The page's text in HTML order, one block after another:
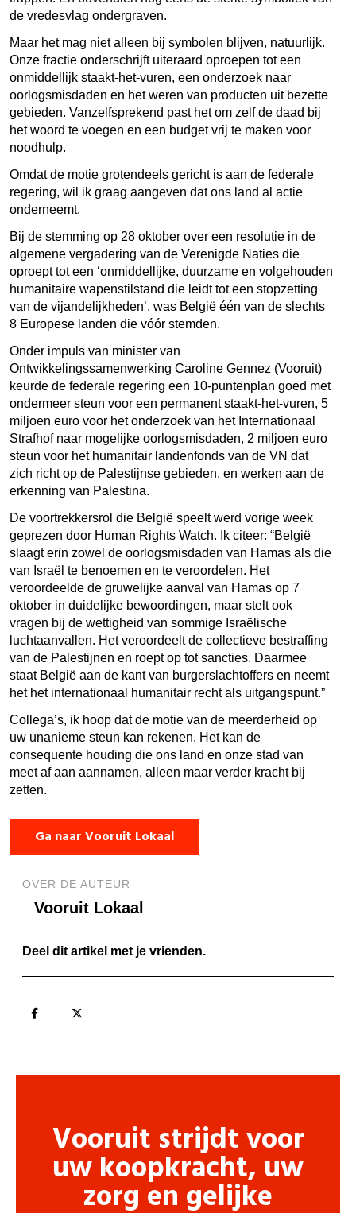
de vredesvlag ondergraven.
Maar het mag niet alleen bij symbolen blijven, natuurlijk.
Onze fractie onderschrijft uiteraard oproepen tot een
onmiddellijk staakt-het-vuren, een onderzoek naar
oorlogsmisdaden en het weren van producten uit bezette
gebieden. Vanzelfsprekend past het om zelf de daad bij
het woord te voegen en een budget vrij te maken voor
noodhulp.
Omdat de motie grotendeels gericht is aan de federale
regering, wil ik graag aangeven dat ons land al actie
onderneemt.
Bij de stemming op 28 oktober over een resolutie in de
algemene vergadering van de Verenigde Naties die
oproept tot een ‘onmiddellijke, duurzame en volgehouden
humanitaire wapenstilstand die leidt tot een stopzetting
van de vijandelijkheden’, was België één van de slechts
8 Europese landen die vóór stemden.
Onder impuls van minister van
Ontwikkelingssamenwerking Caroline Gennez (Vooruit)
keurde de federale regering een 10-puntenplan goed met
ondermeer steun voor een permanent staakt-het-vuren, 5
miljoen euro voor het onderzoek van het Internationaal
Strafhof naar mogelijke oorlogsmisdaden, 2 miljoen euro
steun voor het humanitair landenfonds van de VN dat
zich richt op de Palestijnse gebieden, en werken aan de
erkenning van Palestina.
De voortrekkersrol die België speelt werd vorige week
geprezen door Human Rights Watch. Ik citeer: “België
slaagt erin zowel de oorlogsmisdaden van Hamas als die
van Israël te benoemen en te veroordelen. Het
veroordeelde de gruwelijke aanval van Hamas op 7
oktober in duidelijke bewoordingen, maar stelt ook
vragen bij de wettigheid van sommige Israëlische
luchtaanvallen. Het veroordeelt de collectieve bestraffing
van de Palestijnen en roept op tot sancties. Daarmee
staat België aan de kant van burgerslachtoffers en neemt
het het internationaal humanitair recht als uitgangspunt.”
Collega’s, ik hoop dat de motie van de meerderheid op
uw unanieme steun kan rekenen. Het kan de
consequente houding die ons land en onze stad van
meet af aan aannamen, alleen maar verder kracht bij
zetten.
Ga naar Vooruit Lokaal
OVER DE AUTEUR
Vooruit Lokaal
Deel dit artikel met je vrienden.
Vooruit strijdt voor
uw koopkracht, uw
zorg en gelijke